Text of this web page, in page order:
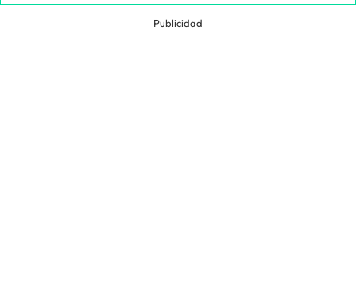
Publicidad